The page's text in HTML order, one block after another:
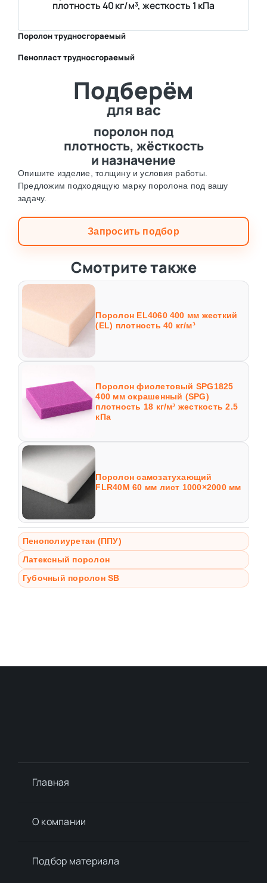
плотность 40 кг/м³, жесткость 1 кПа
Поролон трудносгораемый
Пенопласт трудносгораемый
Подберём
для вас
поролон под
плотность, жёсткость
и назначение
Опишите изделие, толщину и условия работы.
Предложим подходящую марку поролона под вашу
задачу.
Запросить подбор
Смотрите также
Поролон EL4060 400 мм жесткий
(EL) плотность 40 кг/м³
Поролон фиолетовый SPG1825
400 мм окрашенный (SPG)
плотность 18 кг/м³ жесткость 2.5
кПа
Поролон самозатухающий
FLR40M 60 мм лист 1000×2000 мм
Пенополиуретан (ППУ)
Латексный поролон
Губочный поролон SB
Главная
О компании
Подбор материалa